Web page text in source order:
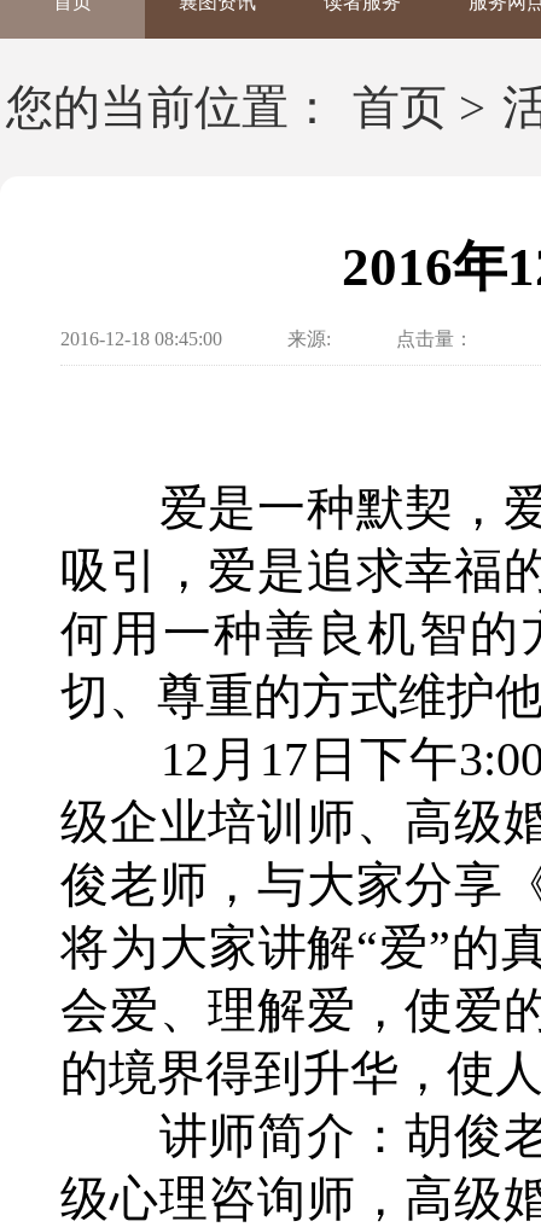
您的当前位置： 首页 >
2016年
2016-12-18 08:45:00 来源: 点击量：
爱是一种默契，爱
吸引，爱是追求幸福
何用一种善良机智
切、尊重的方式维护
12月17日下午3:00
级企业培训师、高级
俊老师，与大家分享
将为大家讲解“爱”的
会爱、理解爱，使爱
的境界得到升华，使
讲师简介：胡俊老
级心理咨询师，高级